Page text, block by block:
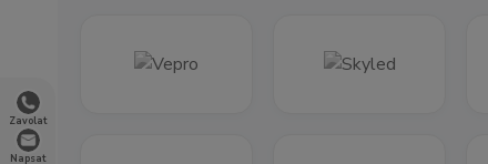
Zavolat
Napsat